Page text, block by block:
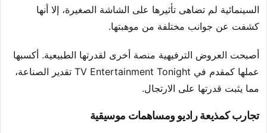
السينمائية لم تضاهى تأثيرها على الشاشة الصغيرة، إلا أنها
كشفت عن جوانب مختلفة من موهبتها.
أصبحت العروض الترفيهية منصة أخرى لقدرتها الطبيعية. أكسبها
عملها كمقدم في TV Entertainment Tonight تقدير الصناعة،
مما يثبت قدرتها على الارتجال.
تجارب كمذيعة راديو ومساهمات موسيقية